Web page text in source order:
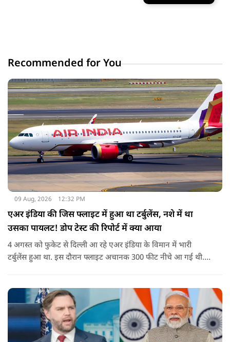
Recommended for You
09 Aug, 2026 12:32 PM
एअर इंडिया की जिस फ्लाइट में हुआ था टर्बुलेंस, नशे में था
उसका पायलट! डोप टेस्ट की रिपोर्ट में क्या आया
4 अगस्त को फुकेट से दिल्ली आ रहे एअर इंडिया के विमान में भारी
टर्बुलेंस हुआ था. इस दौरान फ्लाइट अचानक 300 फीट नीचे आ गई थी.